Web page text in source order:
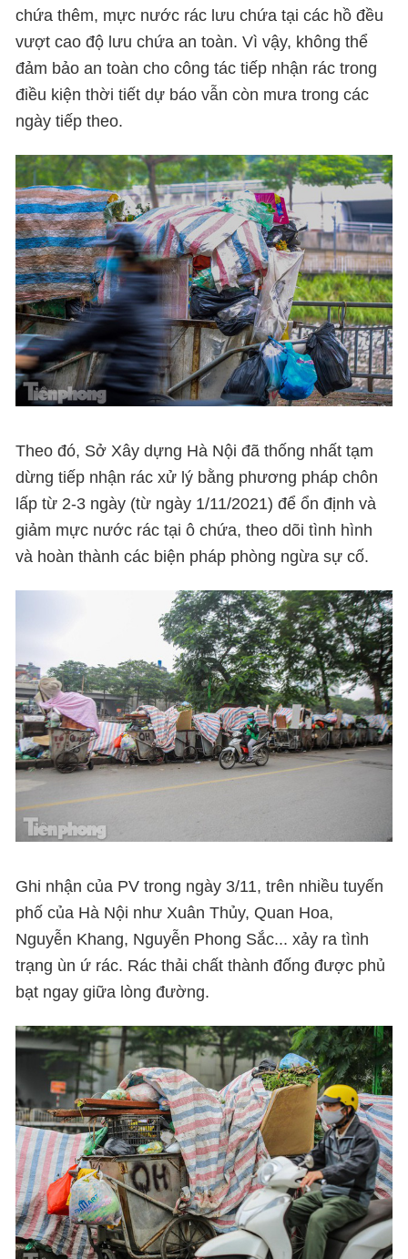
chứa thêm, mực nước rác lưu chứa tại các hồ đều
vượt cao độ lưu chứa an toàn. Vì vậy, không thể
đảm bảo an toàn cho công tác tiếp nhận rác trong
điều kiện thời tiết dự báo vẫn còn mưa trong các
ngày tiếp theo.
Theo đó, Sở Xây dựng Hà Nội đã thống nhất tạm
dừng tiếp nhận rác xử lý bằng phương pháp chôn
lấp từ 2-3 ngày (từ ngày 1/11/2021) để ổn định và
giảm mực nước rác tại ô chứa, theo dõi tình hình
và hoàn thành các biện pháp phòng ngừa sự cố.
Ghi nhận của PV trong ngày 3/11, trên nhiều tuyến
phố của Hà Nội như Xuân Thủy, Quan Hoa,
Nguyễn Khang, Nguyễn Phong Sắc... xảy ra tình
trạng ùn ứ rác. Rác thải chất thành đống được phủ
bạt ngay giữa lòng đường.